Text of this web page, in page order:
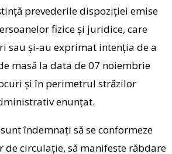
prevederile dispoziției emise
fizice și juridice, care
sau și-au exprimat intenția de a
masă la data de 07 noiembrie
și în perimetrul străzilor
enunțat.
îndemnaţi să se conformeze
de circulație, să manifeste răbdare